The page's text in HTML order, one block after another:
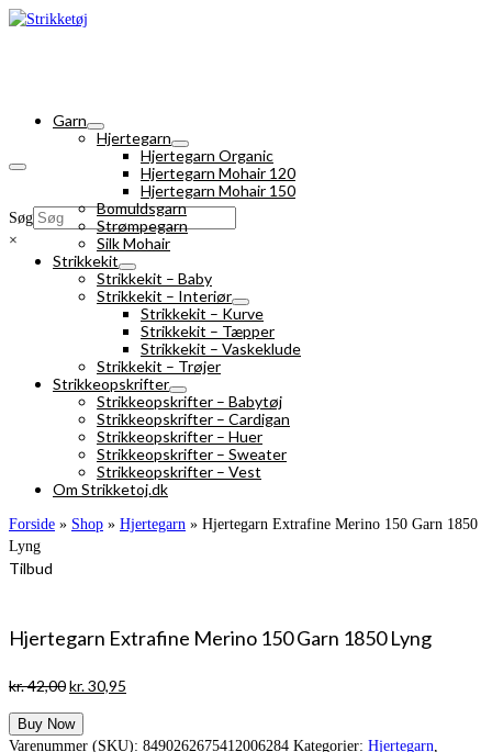
Søg
×
Garn
Hjertegarn
Hjertegarn Organic
Hjertegarn Mohair 120
Hjertegarn Mohair 150
Bomuldsgarn
Strømpegarn
Silk Mohair
Strikkekit
Strikkekit – Baby
Strikkekit – Interiør
Strikkekit – Kurve
Strikkekit – Tæpper
Strikkekit – Vaskeklude
Strikkekit – Trøjer
Strikkeopskrifter
Strikkeopskrifter – Babytøj
Strikkeopskrifter – Cardigan
Strikkeopskrifter – Huer
Strikkeopskrifter – Sweater
Strikkeopskrifter – Vest
Om Strikketoj.dk
Forside » Shop » Hjertegarn » Hjertegarn Extrafine Merino 150 Garn 1850
Lyng
Tilbud
Hjertegarn Extrafine Merino 150 Garn 1850 Lyng
kr.42,00Den
pris
kr.30,95
Buy Now
Varenummer (SKU): 8490262675412006284 Kategorier: Hjertegarn,